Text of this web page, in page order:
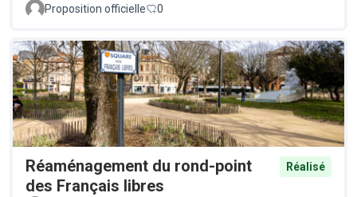
Proposition officielle 0
Réaménagement du rond-point
des Français libres
Réalisé